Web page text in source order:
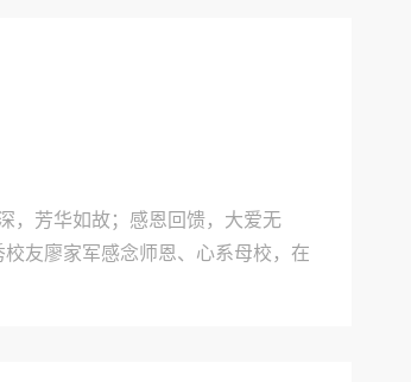
，芳华如故；感恩回馈，大爱无
友廖家军感念师恩、心系母校，在